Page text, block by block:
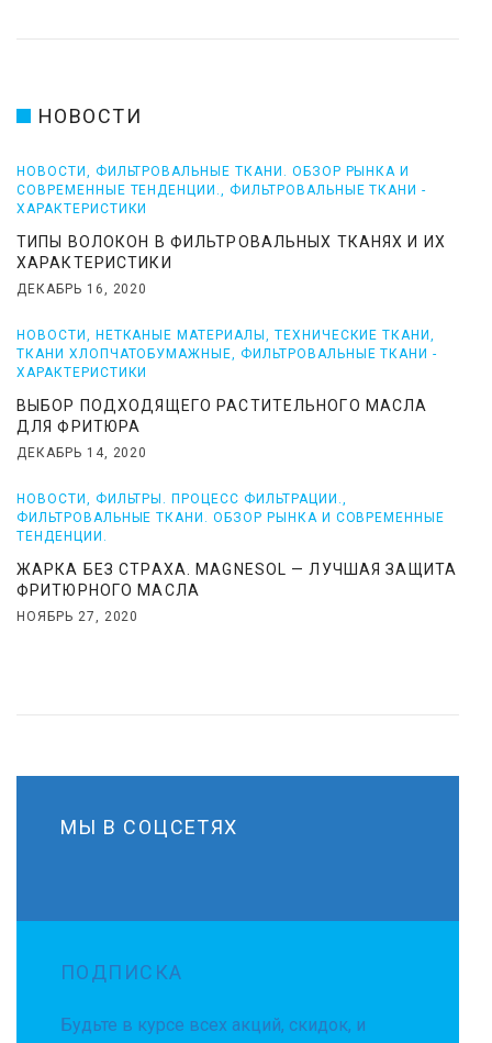
НОВОСТИ
НОВОСТИ , ФИЛЬТРОВАЛЬНЫЕ ТКАНИ. ОБЗОР РЫНКА И
СОВРЕМЕННЫЕ ТЕНДЕНЦИИ.,ФИЛЬТРОВАЛЬНЫЕ ТКАНИ -
ХАРАКТЕРИСТИКИ
ТИПЫ ВОЛОКОН В ФИЛЬТРОВАЛЬНЫХ ТКАНЯХ И ИХ
ХАРАКТЕРИСТИКИ
ДЕКАБРЬ 16, 2020
НОВОСТИ , НЕТКАНЫЕ МАТЕРИАЛЫ , ТЕХНИЧЕСКИЕ ТКАНИ,
ТКАНИ ХЛОПЧАТОБУМАЖНЫЕ,ФИЛЬТРОВАЛЬНЫЕ ТКАНИ -
ХАРАКТЕРИСТИКИ
ВЫБОР ПОДХОДЯЩЕГО РАСТИТЕЛЬНОГО МАСЛА
ДЛЯ ФРИТЮРА
ДЕКАБРЬ 14, 2020
НОВОСТИ , ФИЛЬТРЫ. ПРОЦЕСС ФИЛЬТРАЦИИ.,
ФИЛЬТРОВАЛЬНЫЕ ТКАНИ. ОБЗОР РЫНКА И СОВРЕМЕННЫЕ
ТЕНДЕНЦИИ.
ЖАРКА БЕЗ СТРАХА. MAGNESOL — ЛУЧШАЯ ЗАЩИТА
ФРИТЮРНОГО МАСЛА
НОЯБРЬ 27, 2020
МЫ В СОЦСЕТЯХ
ПОДПИСКА
Будьте в курсе всех акций, скидок, и